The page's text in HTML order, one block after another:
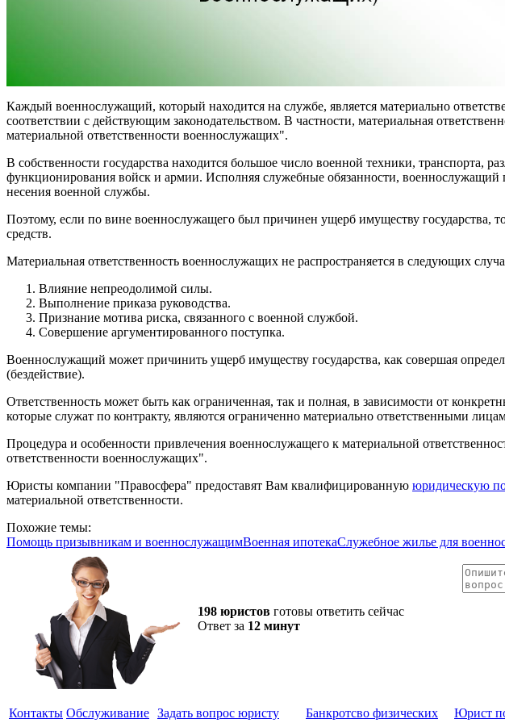
Каждый военнослужащий, который находится на службе, является материально
соответствии с действующим законодательством. В частности, материальная
материальной ответственности военнослужащих".
В собственности государства находится большое число военной техники, транспорта,
функционирования войск и армии. Исполняя служебные обязанности, военнослужащий
несения военной службы.
Поэтому, если по вине военнослужащего был причинен ущерб имуществу государства,
средств.
Материальная ответственность военнослужащих не распространяется в следующих
Влияние непреодолимой силы.
Выполнение приказа руководства.
Признание мотива риска, связанного с военной службой.
Совершение аргументированного поступка.
Военнослужащий может причинить ущерб имуществу государства, как совершая
(бездействие).
Ответственность может быть как ограниченная, так и полная, в зависимости от
которые служат по контракту, являются ограниченно материально ответственными
Процедура и особенности привлечения военнослужащего к материальной
ответственности военнослужащих".
Юристы компании "Правосфера" предоставят Вам квалифицированную юридическую
материальной ответственности.
Похожие темы:
Помощь призывникам и военнослужащимВоенная ипотекаСлужебное жилье для
198 юристов готовы ответить сейчас
Ответ за 12 минут
Контакты Обслуживание Задать вопрос юристу
Банкротсво физических
Юрист